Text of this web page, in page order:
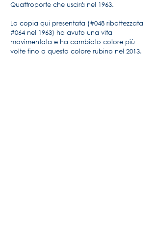
Quattroporte che uscirà nel 1963.
La copia qui presentata (#048 ribattezzata
#064 nel 1963) ha avuto una vita
movimentata e ha cambiato colore più
volte fino a questo colore rubino nel 2013.